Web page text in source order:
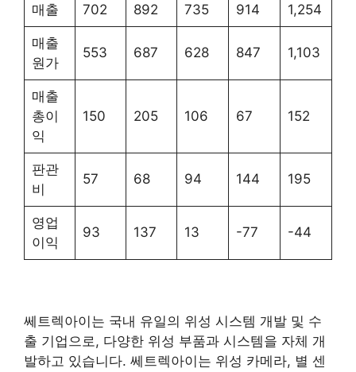
매출 702 892 735 914 1,254
매출
원가
553 687 628 847 1,103
매출
총이
익
150 205 106 67 152
판관
비
57 68 94 144 195
영업
이익
93 137 13 -77 -44
쎄트렉아이는 국내 유일의 위성 시스템 개발 및 수
출 기업으로, 다양한 위성 부품과 시스템을 자체 개
발하고 있습니다. 쎄트렉아이는 위성 카메라, 별 센